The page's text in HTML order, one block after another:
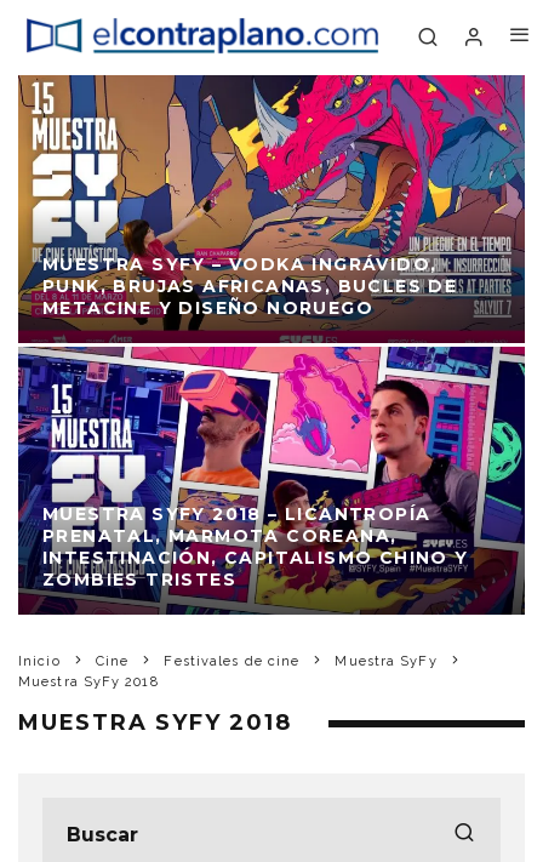
MUESTRA SYFY – VODKA INGRÁVIDO,
PUNK, BRUJAS AFRICANAS, BUCLES DE
METACINE Y DISEÑO NORUEGO
MUESTRA SYFY 2018 – LICANTROPÍA
PRENATAL, MARMOTA COREANA,
INTESTINACIÓN, CAPITALISMO CHINO Y
ZOMBIES TRISTES
Inicio Cine Festivales de cine
Muestra SyFy
Muestra SyFy 2018
MUESTRA SYFY 2018